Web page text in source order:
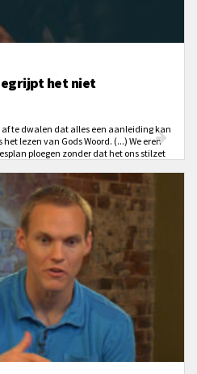
het niet
af te dwalen dat alles een aanleiding kan
lezen van Gods Woord. (...) We eren
ploegen zonder dat het ons stilzet